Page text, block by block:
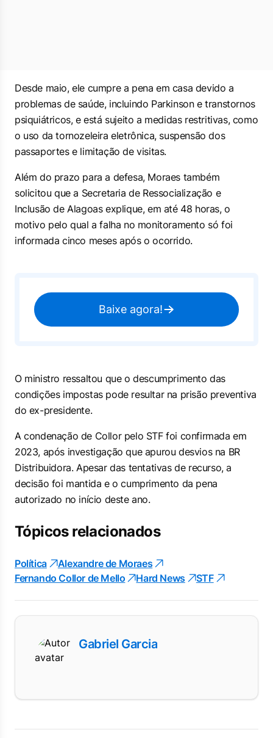
Desde maio, ele cumpre a pena em casa devido a
problemas de saúde, incluindo Parkinson e transtornos
psiquiátricos, e está sujeito a medidas restritivas, como
o uso da tornozeleira eletrônica, suspensão dos
passaportes e limitação de visitas.
Além do prazo para a defesa, Moraes também
solicitou que a Secretaria de Ressocialização e
Inclusão de Alagoas explique, em até 48 horas, o
motivo pelo qual a falha no monitoramento só foi
informada cinco meses após o ocorrido.
Baixe agora!
O ministro ressaltou que o descumprimento das
condições impostas pode resultar na prisão preventiva
do ex-presidente.
A condenação de Collor pelo STF foi confirmada em
2023, após investigação que apurou desvios na BR
Distribuidora. Apesar das tentativas de recurso, a
decisão foi mantida e o cumprimento da pena
autorizado no início deste ano.
Tópicos relacionados
Política
Alexandre de Moraes
Fernando Collor de Mello
Hard News STF
Gabriel Garcia